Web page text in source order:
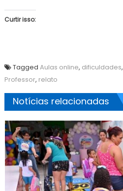
Curtir isso:
Tagged Aulas online, dificuldades,
Professor, relato
Notícias relacionadas